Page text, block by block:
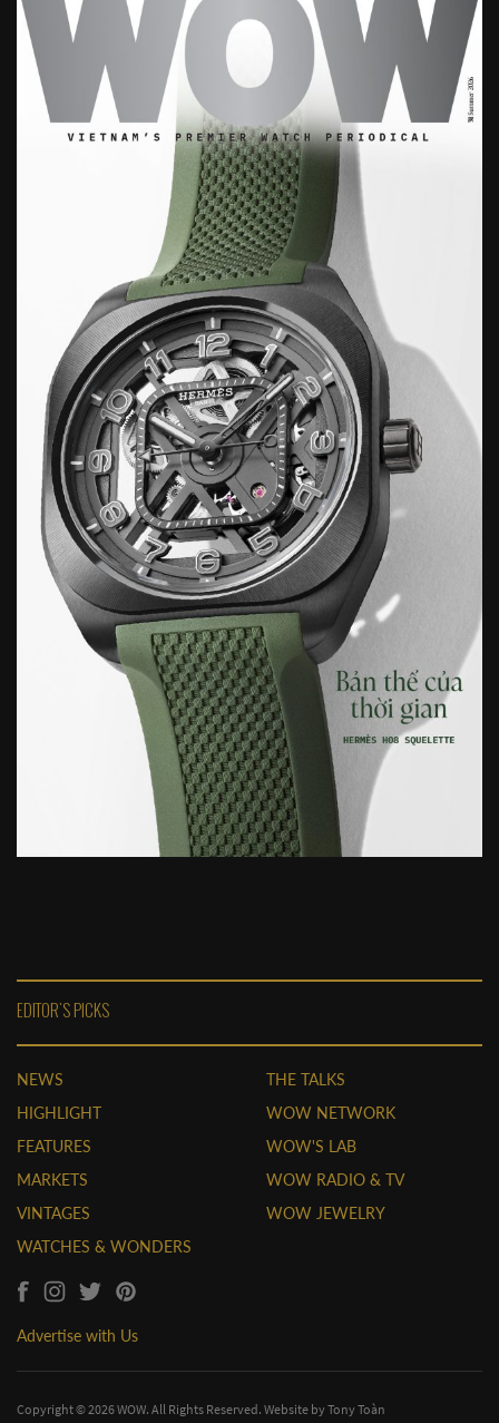
EDITOR'S PICKS
NEWS
HIGHLIGHT
FEATURES
MARKETS
VINTAGES
WATCHES & WONDERS
THE TALKS
WOW NETWORK
WOW'S LAB
WOW RADIO & TV
WOW JEWELRY
Advertise with Us
Copyright © 2026 WOW. All Rights Reserved. Website byTony Toàn